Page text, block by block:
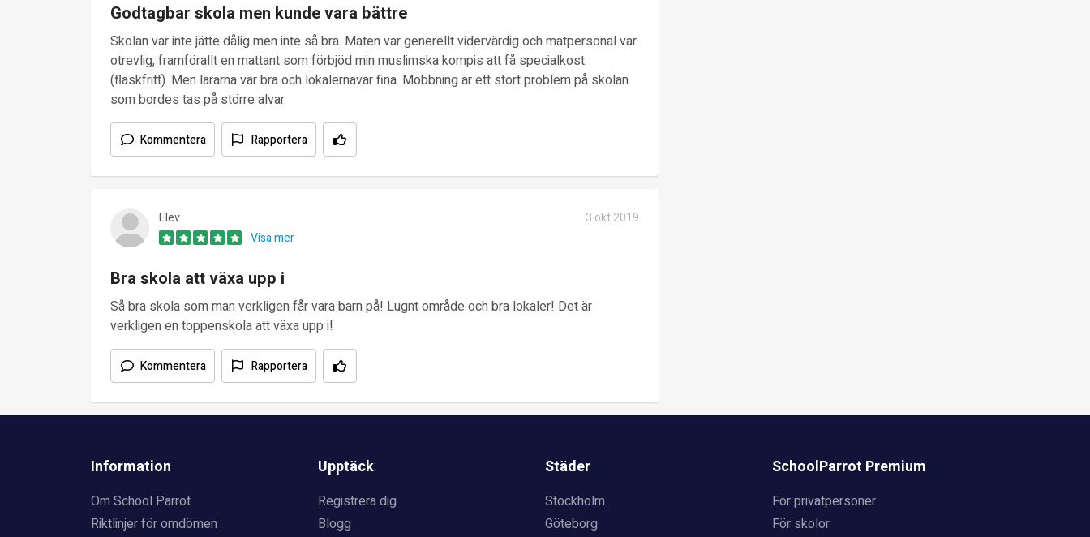
Godtagbar skola men kunde vara bättre
Skolan var inte jätte dålig men inte så bra. Maten var generellt vidervärdig och matpersonal var
otrevlig, framförallt en mattant som förbjöd min muslimska kompis att få specialkost
(fläskfritt). Men lärarna var bra och lokalernavar fina. Mobbning är ett stort problem på skolan
som bordes tas på större alvar.
Kommentera Rapportera
Elev
3 okt 2019
Visa mer
Bra skola att växa upp i
Så bra skola som man verkligen får vara barn på! Lugnt område och bra lokaler! Det är
verkligen en toppenskola att växa upp i!
Kommentera Rapportera
Information
Om School Parrot
Riktlinjer för omdömen
Upptäck
Registrera dig
Blogg
Städer
Stockholm
Göteborg
SchoolParrot Premium
För privatpersoner
För skolor